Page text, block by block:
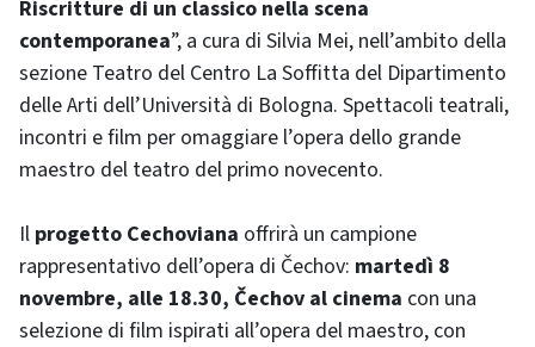
Riscritture di un classico nella scena
contemporanea”, a cura di Silvia Mei, nell’ambito della
sezione Teatro del Centro La Soffitta del Dipartimento
delle Arti dell’Università di Bologna. Spettacoli teatrali,
incontri e film per omaggiare l’opera dello grande
maestro del teatro del primo novecento.
Il progetto Cechoviana offrirà un campione
rappresentativo dell’opera di Čechov: martedì 8
novembre, alle 18.30, Čechov al cinema con una
selezione di film ispirati all’opera del maestro, con